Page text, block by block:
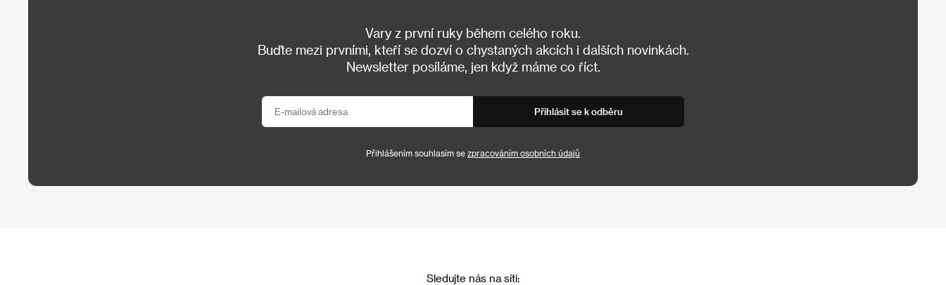
Vary z první ruky během celého roku.
Buďte mezi prvními, kteří se dozví o chystaných akcích i dalších novinkách.
Newsletter posíláme, jen když máme co říct.
Přihlásit se k odběru
Přihlášením souhlasím se zpracováním osobních údajů
Sledujte nás na síti: